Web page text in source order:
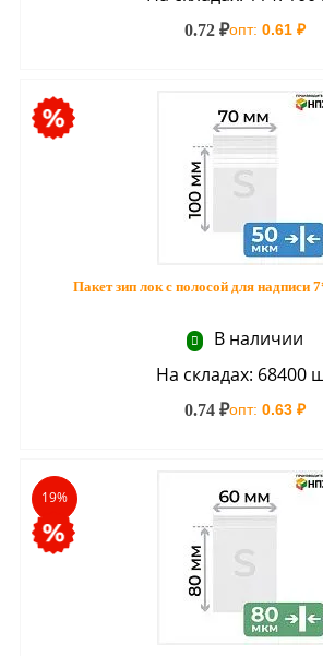
0.72 ₽опт: 0.61 ₽
Пакет зип лок с полосой для надписи
В наличии
На складах: 68400
0.74 ₽опт: 0.63 ₽
19%